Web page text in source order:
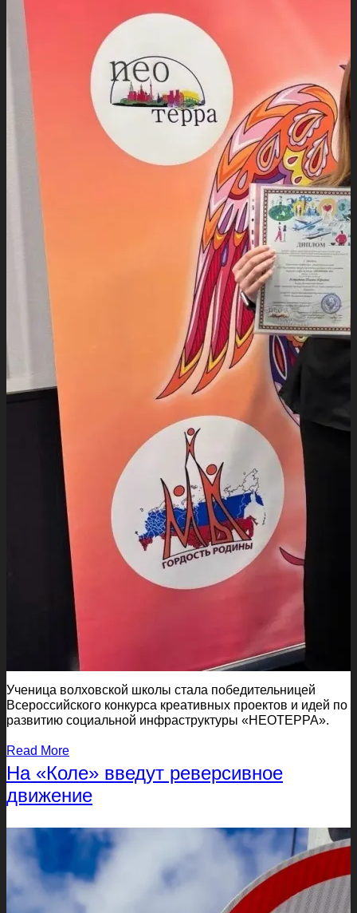
Ученица волховской школы стала победительницей
Всероссийского конкурса креативных проектов и идей по
развитию социальной инфраструктуры «НЕОТЕРРА».
Read More
На «Коле» введут реверсивное
движение